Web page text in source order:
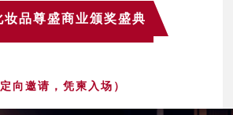
妆品尊盛商业颁奖盛典
定向邀请，凭柬入场）